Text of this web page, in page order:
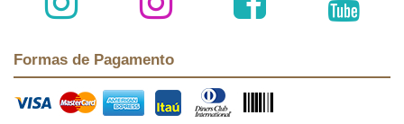
Formas de Pagamento